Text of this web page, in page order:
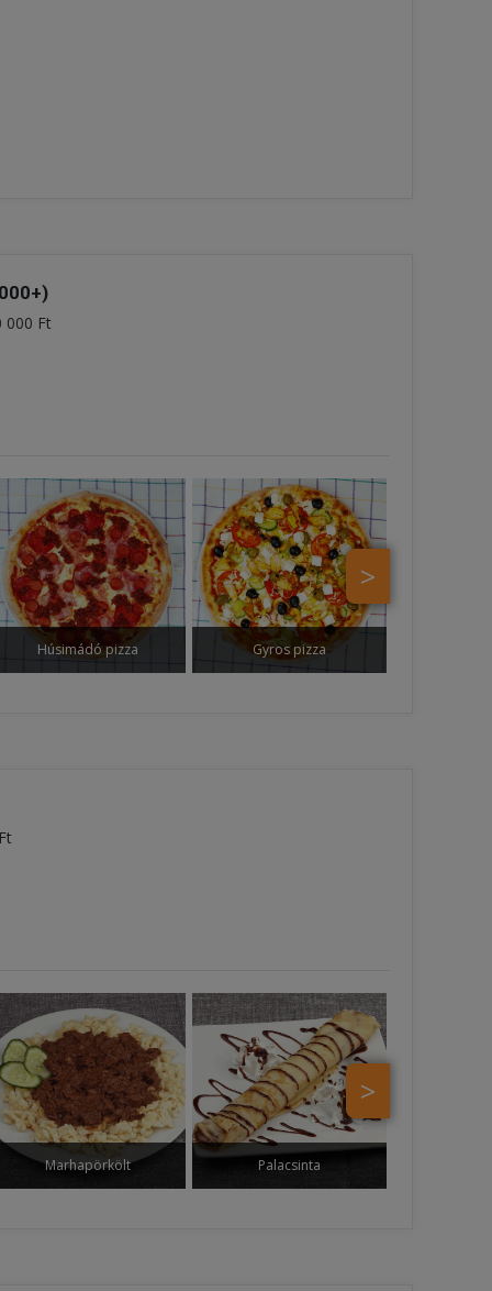
000 Ft
>
Húsimádó pizza Gyros pizza
>
Marhapörkölt Palacsinta